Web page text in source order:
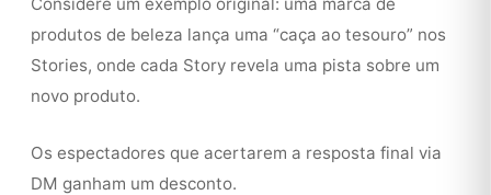
produtos de beleza lança uma “caça ao tesouro” nos
Stories, onde cada Story revela uma pista sobre um
novo produto.
Os espectadores que acertarem a resposta final via
DM ganham um desconto.